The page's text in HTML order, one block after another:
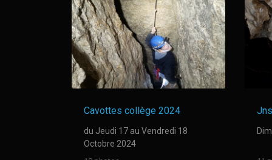
Cavottes collège 2024
du Jeudi 17 au Vendredi 18
Octobre 2024